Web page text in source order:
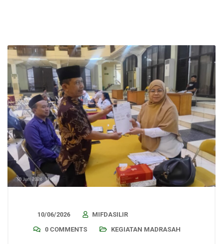
10/06/2026
MIFDASILIR
0 COMMENTS
KEGIATAN MADRASAH